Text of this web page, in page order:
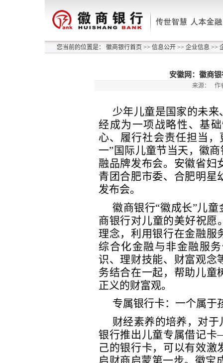
您当前的位置是： 徽商银行首页 >> 信息公开 >> 企业信息 >>
安徽网：徽商
来源： 作